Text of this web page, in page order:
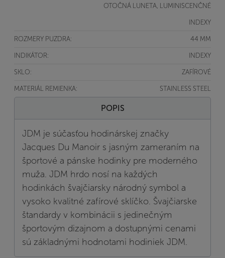
OTOČNÁ LUNETA, LUMINISCENČNÉ
INDEXY
ROZMERY PUZDRA: 44 MM
INDIKÁTOR: INDEXY
SKLO: ZAFÍROVÉ
MATERIÁL REMIENKA: STAINLESS STEEL
POPIS
JDM je súčasťou hodinárskej značky
Jacques Du Manoir s jasným zameraním na
športové a pánske hodinky pre moderného
muža. JDM hrdo nosí na každých
hodinkách švajčiarsky národný symbol a
vysoko kvalitné zafírové sklíčko. Švajčiarske
štandardy v kombinácii s jedinečným
športovým dizajnom a dostupnými cenami
sú základnými hodnotami hodiniek JDM.